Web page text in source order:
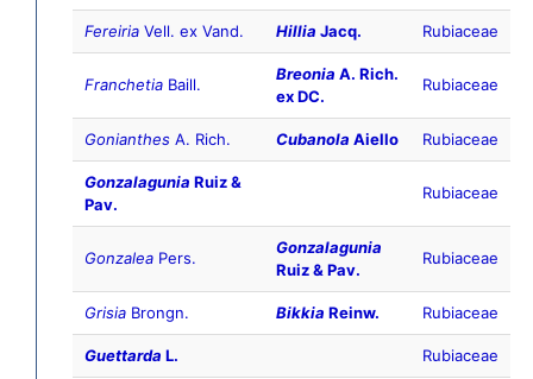
Fereiria Vell. ex Vand. Hillia Jacq. Rubiaceae
Franchetia Baill.
Breonia A. Rich.
ex DC.
Rubiaceae
Gonianthes A. Rich. Cubanola Aiello Rubiaceae
Gonzalagunia Ruiz &
Pav.
Rubiaceae
Gonzalea Pers.
Gonzalagunia
Ruiz & Pav.
Rubiaceae
Grisia Brongn. Bikkia Reinw. Rubiaceae
Guettarda L. Rubiaceae